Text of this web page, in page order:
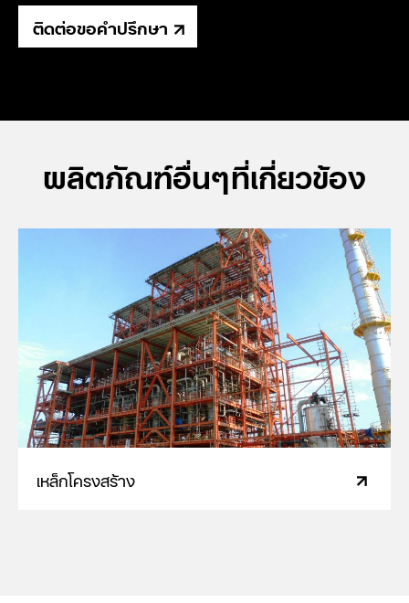
ติดต่อขอคำปรึกษา
ผลิตภัณฑ์อื่นๆที่เกี่ยวข้อง
เหล็กโครงสร้าง